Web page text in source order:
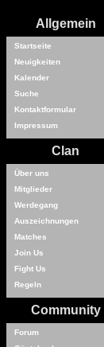
Allgemein
Startseite
Neuigkeiten
Kalender
Suche
Kontaktformular
Impressum
Clan
Über uns
Mitglieder
Werdegang
Auszeichnungen
Matches
Join Us
Fight Us
Regeln
Community
Forum